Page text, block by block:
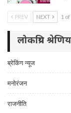
PREV NEXT 1 of
लोकप्रिय
ब्रेकिंग न्यूज
मनोरंजन
राजनीति